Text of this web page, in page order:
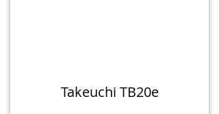
Takeuchi TB20e